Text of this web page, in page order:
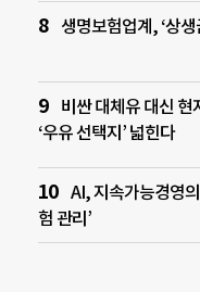
생명보험업계, ‘상생
비싼 대체유 대신
‘우유 선택지’ 넓힌다
AI, 지속가능경영
험 관리’